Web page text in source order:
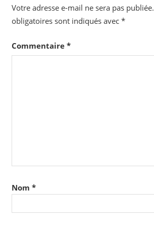
Votre adresse e-mail ne sera pas publiée.
obligatoires sont indiqués avec *
Commentaire *
Nom *